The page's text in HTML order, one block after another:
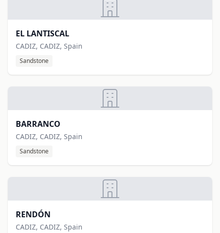
EL LANTISCAL
CADIZ, CADIZ, Spain
Sandstone
BARRANCO
CADIZ, CADIZ, Spain
Sandstone
RENDÓN
CADIZ, CADIZ, Spain